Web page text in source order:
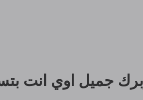
جميل اوي انت